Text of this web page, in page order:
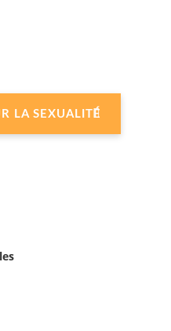
LA SEXUALITÉ